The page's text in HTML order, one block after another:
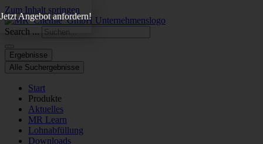
Zum Inhalt springen
Search ...
Ergebnisse
Alle Suchergebnisse
Start
Produkte
Aktuelles
MR Learn
Lohnabfüllung
Downloads
Jetzt Angebot anfordern!